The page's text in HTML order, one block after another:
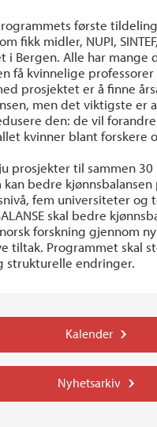
første
fikk midler, NUPI,
i Bergen. Alle har mange
få kvinnelige
prosjektet er å finne
men det viktigste er
den: de vil
kvinner blant forskere
prosjekter til sammen
bedre kjønnsbalansen
fem universiteter og
skal bedre
forskning gjennom
tiltak. Programmet skal
strukturelle endringer.
Kalender
Nyhetsarkiv